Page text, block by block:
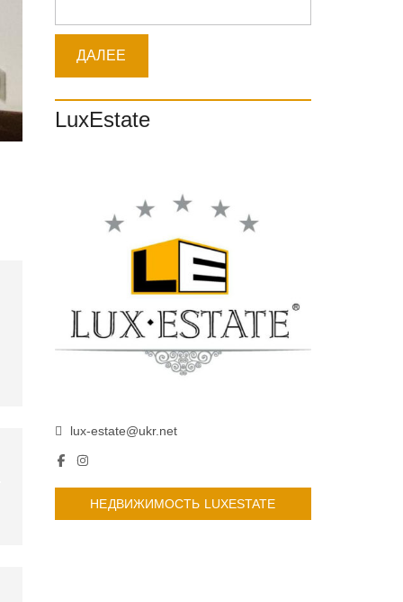
LuxEstate
lux-estate@ukr.net
НЕДВИЖИМОСТЬ LUXESTATE